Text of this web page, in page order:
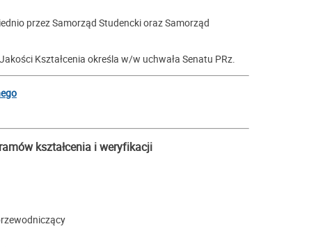
przez Samorząd Studencki oraz Samorząd
Kształcenia określa w/w uchwała Senatu PRz.
kształcenia i weryfikacji